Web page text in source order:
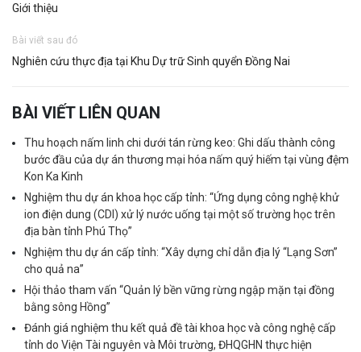
Giới thiệu
Bài viết sau đó
Nghiên cứu thực địa tại Khu Dự trữ Sinh quyển Đồng Nai
BÀI VIẾT LIÊN QUAN
Thu hoạch nấm linh chi dưới tán rừng keo: Ghi dấu thành công
bước đầu của dự án thương mại hóa nấm quý hiếm tại vùng đệm
Kon Ka Kinh
Nghiệm thu dự án khoa học cấp tỉnh: “Ứng dụng công nghệ khử
ion điện dung (CDI) xử lý nước uống tại một số trường học trên
địa bàn tỉnh Phú Thọ”
Nghiệm thu dự án cấp tỉnh: “Xây dựng chỉ dẫn địa lý “Lạng Sơn”
cho quả na”
Hội thảo tham vấn “Quản lý bền vững rừng ngập mặn tại đồng
bằng sông Hồng”
Đánh giá nghiệm thu kết quả đề tài khoa học và công nghệ cấp
tỉnh do Viện Tài nguyên và Môi trường, ĐHQGHN thực hiện